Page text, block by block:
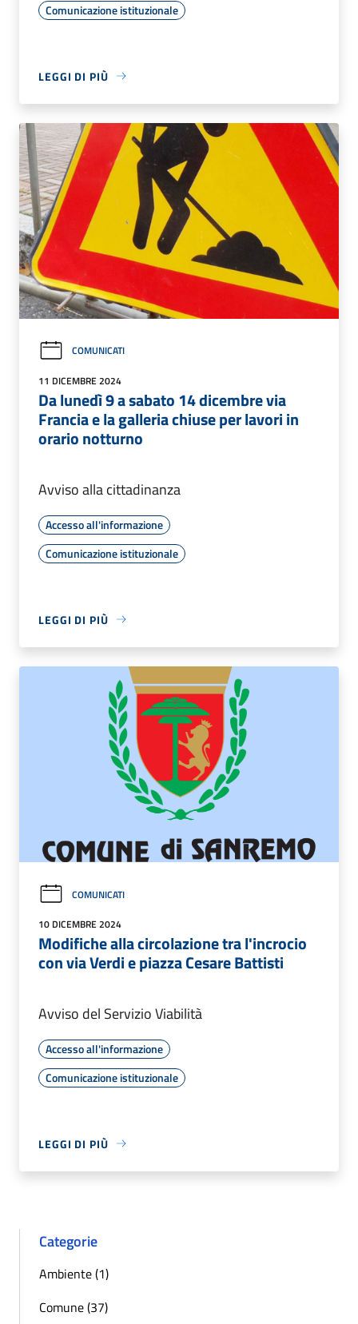
Comunicazione istituzionale
LEGGI DI PIÙ
COMUNICATI
11 DICEMBRE 2024
Da lunedì 9 a sabato 14 dicembre via
Francia e la galleria chiuse per lavori in
orario notturno
Avviso alla cittadinanza
Accesso all'informazione
Comunicazione istituzionale
LEGGI DI PIÙ
COMUNICATI
10 DICEMBRE 2024
Modifiche alla circolazione tra l'incrocio
con via Verdi e piazza Cesare Battisti
Avviso del Servizio Viabilità
Accesso all'informazione
Comunicazione istituzionale
LEGGI DI PIÙ
Categorie
Ambiente (1)
Comune (37)